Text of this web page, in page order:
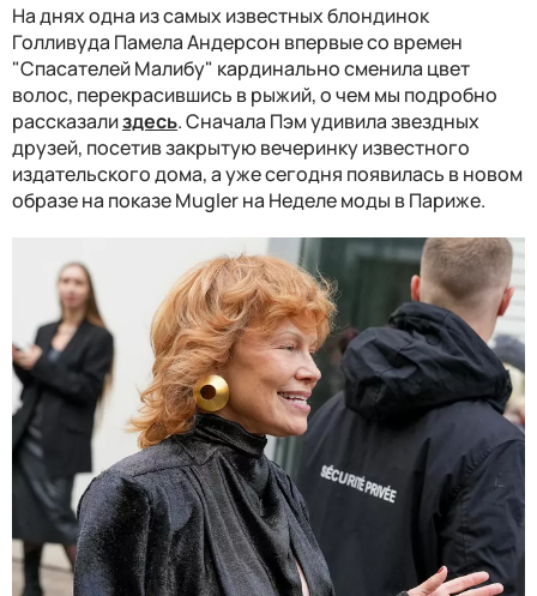
На днях одна из самых известных блондинок
Голливуда Памела Андерсон впервые со времен
"Спасателей Малибу" кардинально сменила цвет
волос, перекрасившись в рыжий, о чем мы подробно
рассказализдесь. Сначала Пэм удивила звездных
друзей, посетив закрытую вечеринку известного
издательского дома, а уже сегодня появилась в новом
образе на показе Mugler на Неделе моды в Париже.